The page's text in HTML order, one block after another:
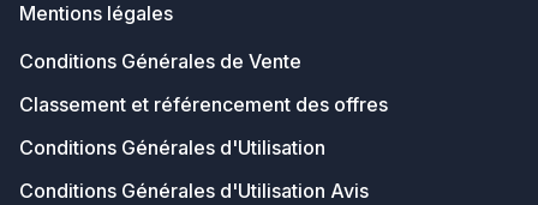
Mentions légales
Conditions Générales de Vente
Classement et référencement des offres
Conditions Générales d'Utilisation
Conditions Générales d'Utilisation Avis